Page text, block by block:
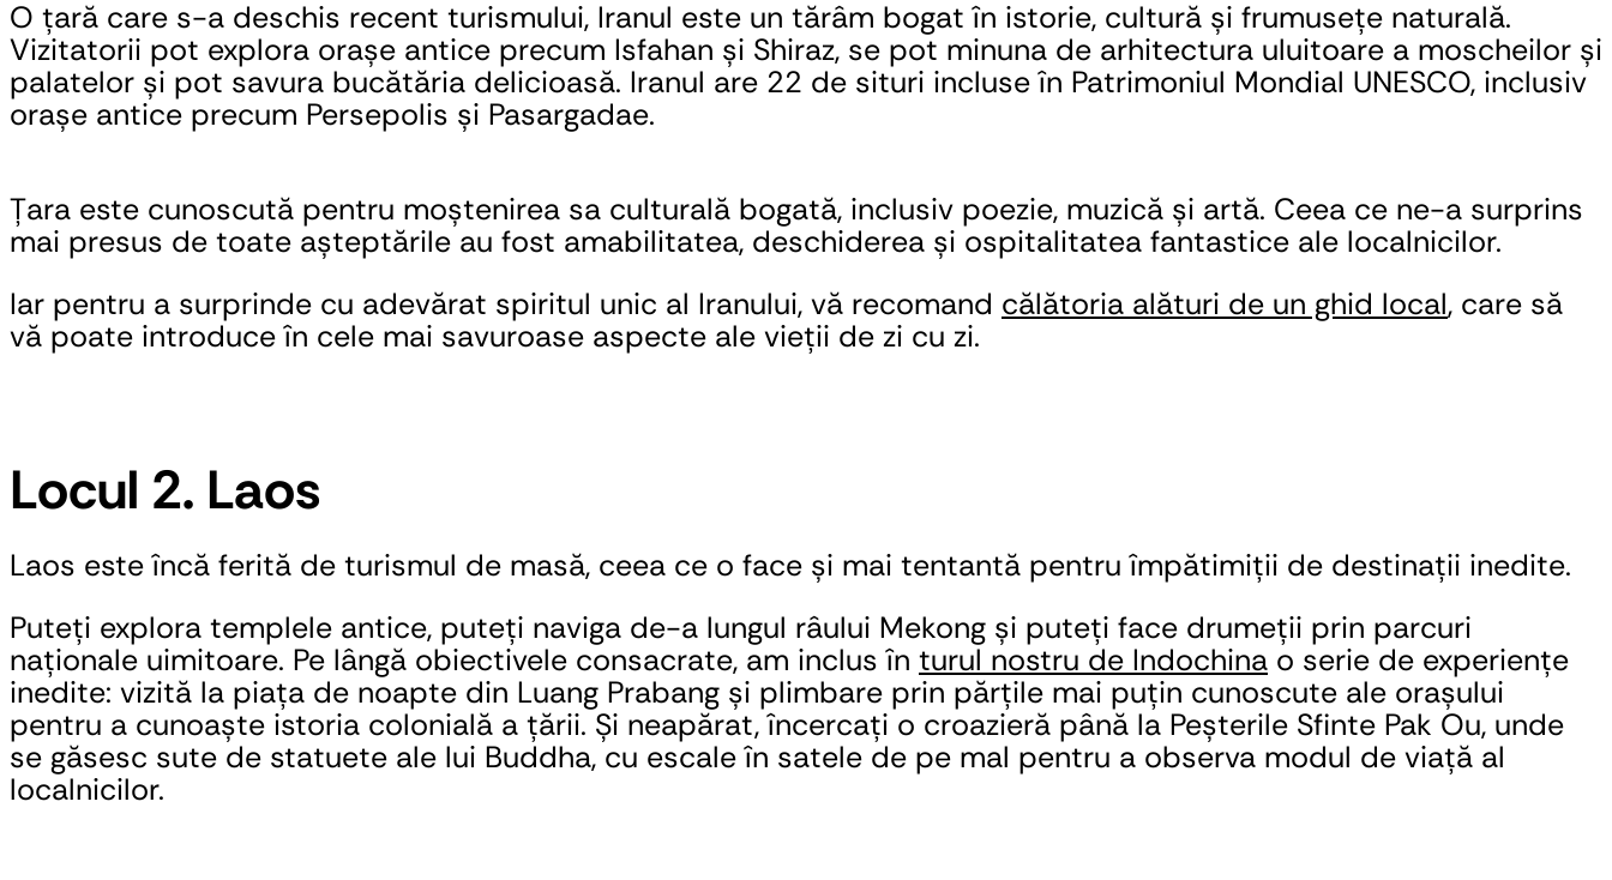
O țară care s-a deschis recent turismului, Iranul este un tărâm bogat în istorie, cultură și frumusețe naturală.
Vizitatorii pot explora orașe antice precum Isfahan și Shiraz, se pot minuna de arhitectura uluitoare a moscheilor și
palatelor și pot savura bucătăria delicioasă. Iranul are 22 de situri incluse în Patrimoniul Mondial UNESCO, inclusiv
orașe antice precum Persepolis și Pasargadae.
Țara este cunoscută pentru moștenirea sa culturală bogată, inclusiv poezie, muzică și artă. Ceea ce ne-a surprins
mai presus de toate așteptările au fost amabilitatea, deschiderea și ospitalitatea fantastice ale localnicilor.
Iar pentru a surprinde cu adevărat spiritul unic al Iranului, vă recomand călătoria alături de un ghid local, care să
vă poate introduce în cele mai savuroase aspecte ale vieții de zi cu zi.
Locul 2. Laos
Laos este încă ferită de turismul de masă, ceea ce o face și mai tentantă pentru împătimiții de destinații inedite.
Puteți explora templele antice, puteți naviga de-a lungul râului Mekong și puteți face drumeții prin parcuri
naționale uimitoare. Pe lângă obiectivele consacrate, am inclus în turul nostru de Indochina o serie de experiențe
inedite: vizită la piața de noapte din Luang Prabang și plimbare prin părțile mai puțin cunoscute ale orașului
pentru a cunoaște istoria colonială a țării. Și neapărat, încercați o croazieră până la Peșterile Sfinte Pak Ou, unde
se găsesc sute de statuete ale lui Buddha, cu escale în satele de pe mal pentru a observa modul de viață al
localnicilor.